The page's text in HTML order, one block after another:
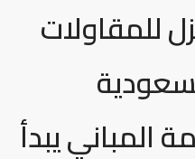
للمقاولات
المباني يبدأ